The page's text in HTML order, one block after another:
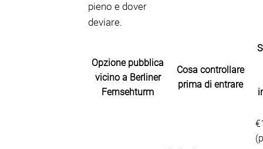
pieno e dover
deviare.
Opzione pubblica
vicino a Berliner
Fernsehturm
Cosa controllare
prima di entrare